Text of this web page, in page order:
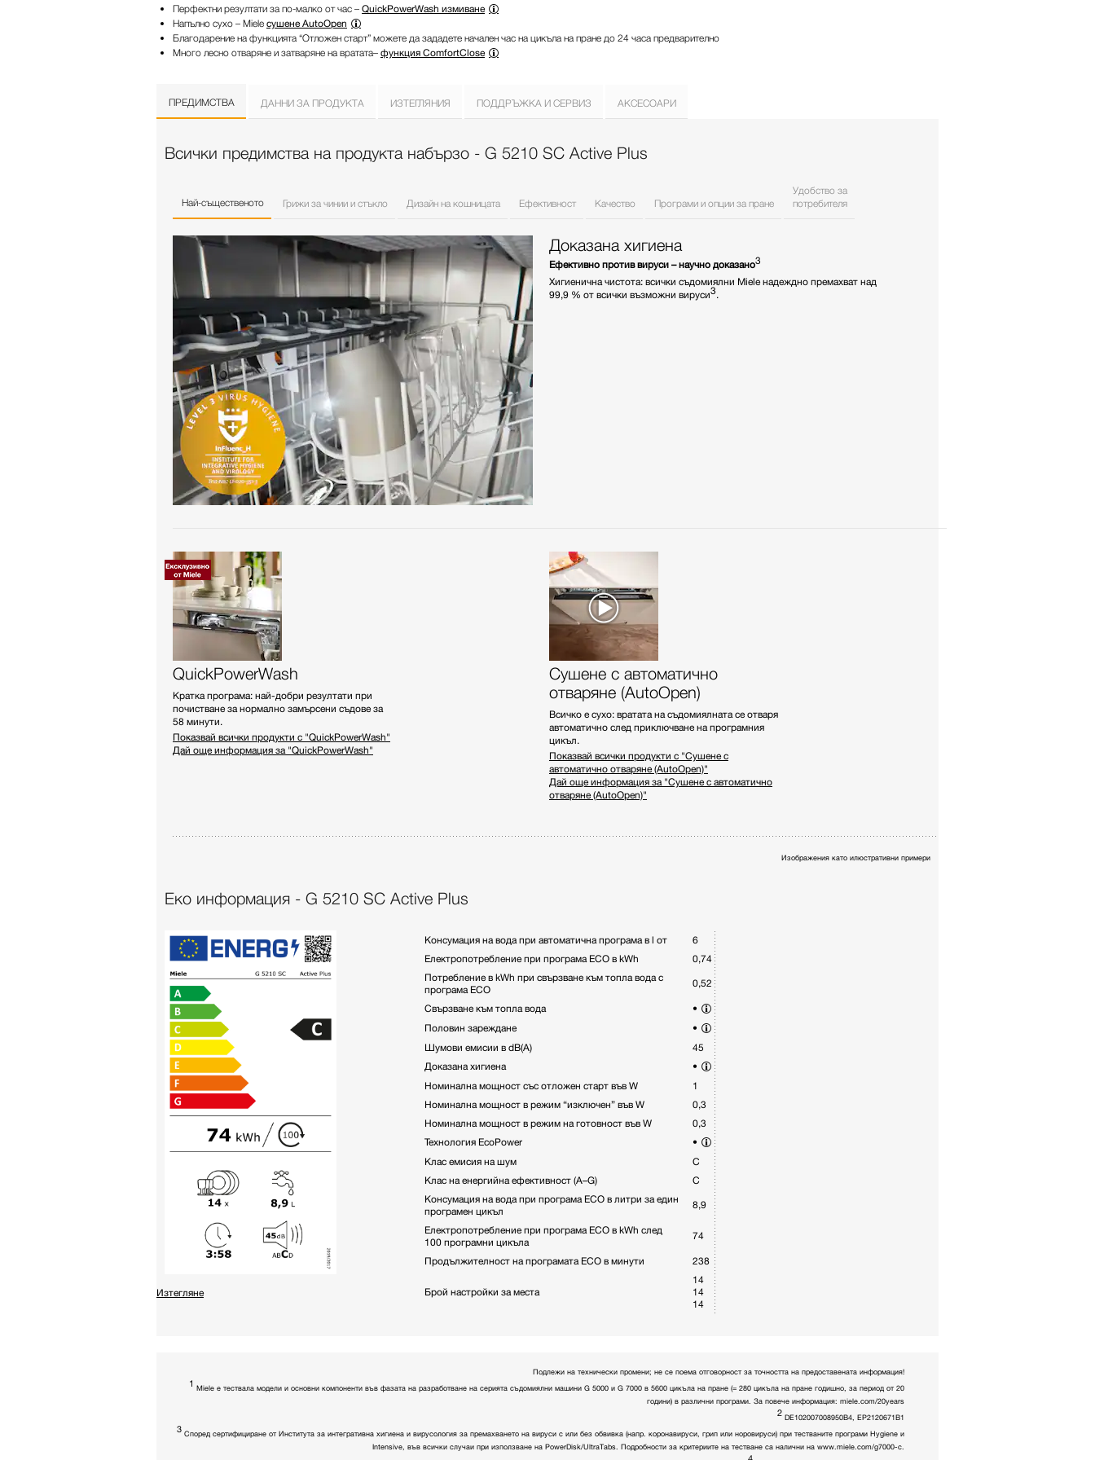
Перфектни резултати за по-малко от час – QuickPowerWash измиване
Напълно сухо – Miele сушене AutoOpen
Благодарение на функцията “Отложен старт” можете да зададете начален час на цикъла на пране до 24 часа предварително
Много лесно отваряне и затваряне на вратата– функция ComfortClose
ПРЕДИМСТВА ДАННИ ЗА ПРОДУКТА ИЗТЕГЛЯНИЯ ПОДДРЪЖКА И СЕРВИЗ АКСЕСОАРИ
Всички предимства на продукта набързо - G 5210 SC Active Plus
Най-същественото Грижи за чинии и стъкло Дизайн на кошницата Ефективност Качество Програми и опции за пране
Удобство за
потребителя
Доказана хигиена
Ефективно против вируси – научно доказано3
Хигиенична чистота: всички съдомиялни Miele надеждно премахват над
99,9 % от всички възможни вируси3.
QuickPowerWash
Кратка програма: най-добри резултати при
почистване за нормално замърсени съдове за
58 минути.
Показвай всички продукти с "QuickPowerWash"
Дай още информация за "QuickPowerWash"
Сушене с автоматично
отваряне (AutoOpen)
Всичко е сухо: вратата на съдомиялната се отваря
автоматично след приключване на програмния
цикъл.
Показвай всички продукти с "Сушене с
автоматично отваряне (AutoOpen)"
Дай още информация за "Сушене с автоматично
отваряне (AutoOpen)"
Изображения като илюстративни примери
Еко информация - G 5210 SC Active Plus
Изтегляне
Консумация на вода при автоматична програма в l от
6
Електропотребление при програма ECO в kWh
0,74
Потребление в kWh при свързване към топла вода с
програма ECO
0,52
Свързване към топла вода
•
Половин зареждане
•
Шумови емисии в dB(A)
45
Доказана хигиена
•
Номинална мощност със отложен старт във W
1
Номинална мощност в режим “изключен” във W
0,3
Номинална мощност в режим на готовност във W
0,3
Технология EcoPower
•
Клас емисия на шум
C
Клас на енергийна ефективност (A–G)
C
Консумация на вода при програма ECO в литри за един
програмен цикъл
8,9
Електропотребление при програма ECO в kWh след
100 програмни цикъла
74
Продължителност на програмата ECO в минути 238
Брой настройки за места
14
14
14
Подлежи на технически промени; не се поема отговорност за точността на предоставената информация!
1 Miele е тествала модели и основни компоненти във фазата на разработване на серията съдомиялни машини G 5000 и G 7000 в 5600 цикъла на пране (= 280 цикъла на пране годишно, за период от 20
години) в различни програми. За повече информация: miele.com/20years
2 DE102007008950B4, EP2120671B1
3 Според сертифициране от Института за интегративна хигиена и вирусология за премахването на вируси с или без обвивка (напр. коронавируси, грип или норовируси) при тестваните програми Hygiene и
Intensive, във всички случаи при използване на PowerDisk/UltraTabs. Подробности за критериите на тестване са налични на www.miele.com/g7000-c.